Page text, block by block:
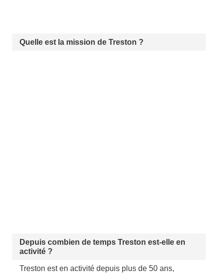
Quelle est la mission de Treston ?
Depuis combien de temps Treston est-elle en
activité ?
Treston est en activité depuis plus de 50 ans,